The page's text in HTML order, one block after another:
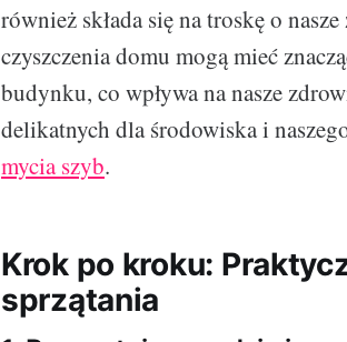
również składa się na troskę o
czyszczenia domu mogą mieć
budynku, co wpływa na nasze
delikatnych dla środowiska i
mycia szyb.
Krok po kroku:
sprzątania